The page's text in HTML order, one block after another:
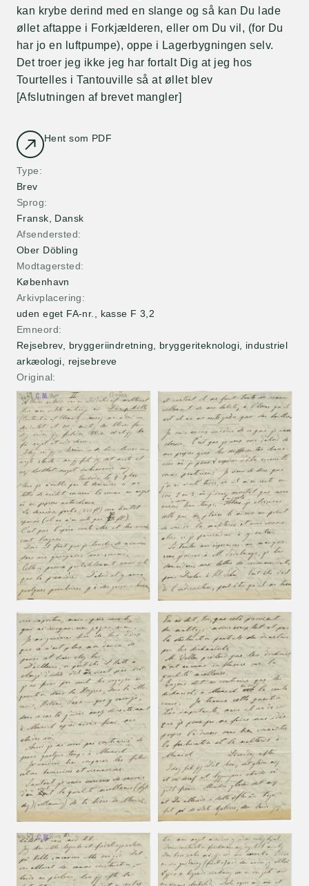
Hent som PDF
Type
Brev
Sprog
Fransk, Dansk
Afsendersted
Ober Döbling
Modtagersted
København
Arkivplacering
uden eget FA-nr., kasse F 3,2
Emneord
Rejsebrev, bryggeriindretning, bryggeriteknologi, industriel
arkæologi, rejsebreve
Original
kan krybe derind med en slange og så kan Du lade
øllet aftappe i Forkjælderen, eller om Du vil, (for Du
har jo en luftpumpe), oppe i Lagerbygningen selv.
Det troer jeg ikke jeg har fortalt Dig at jeg hos
Tourtelles i Tantouville så at øllet blev
[Afslutningen af brevet mangler]